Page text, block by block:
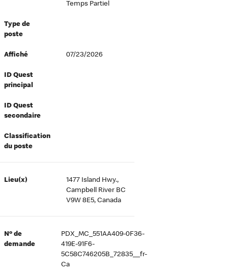
Temps Partiel
Type de
poste
Affiché 07/23/2026
ID Quest
principal
ID Quest
secondaire
Classification
du poste
Lieu(x)
1477 Island Hwy.,
Campbell River BC
V9W 8E5, Canada
Nº de
demande
PDX_MC_551AA409-0F36-
419E-91F6-
5C58C746205B_72835__fr-
Ca